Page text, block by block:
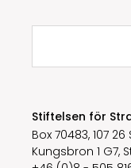
Sök
Stiftelsen för
Box 70483, 107
Kungsbron 1 G7,